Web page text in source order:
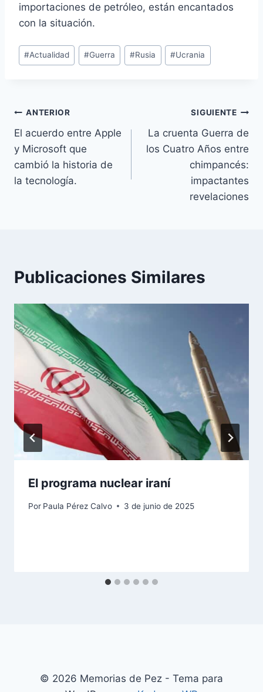
importaciones de petróleo, están encantados
con la situación.
Etiquetas
de
#Actualidad #Guerra #Rusia #Ucrania
Navegación
de
entradas
ANTERIOR
El acuerdo entre Apple
y Microsoft que
cambió la historia de
la tecnología.
SIGUIENTE
La cruenta Guerra de
los Cuatro Años entre
chimpancés:
impactantes
revelaciones
Publicaciones Similares
El programa nuclear iraní
Por Paula Pérez Calvo 3 de junio de 2025
© 2026 Memorias de Pez - Tema para